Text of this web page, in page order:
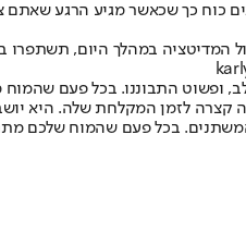
כך שכאשר מגיע הרגע שאתם
במהלך היום, תשתפרו
התבוננו. בכל פעם שהמוח
לזמן המקלחת שלה. היא
בכל פעם שהמוח שלכם